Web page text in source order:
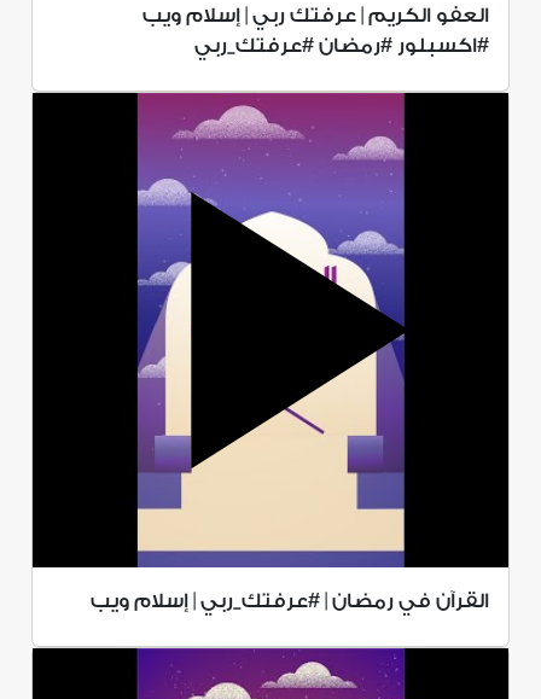
العفو الكريم | عرفتك ربي | إسلام ويب
#اكسبلور #رمضان #عرفتك_ربي
القرآن في رمضان | #عرفتك_ربي | إسلام ويب